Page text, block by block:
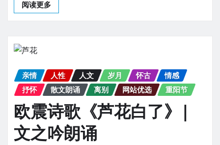
阅读更多
亲情 人性 人文 岁月 怀古
情感
抒怀
散文朗诵 离别 网站优选 重阳节
欧震诗歌《芦花白了》|
文之吟朗诵